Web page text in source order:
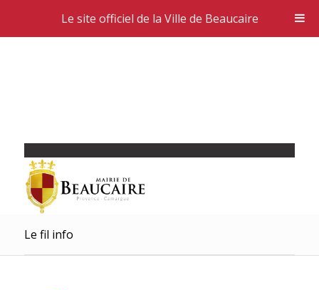
Le fil info
Le site officiel de la Ville de Beaucaire